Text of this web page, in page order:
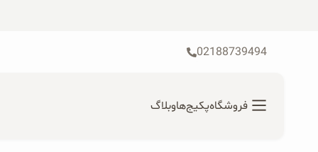
02188739494
فروشگاهپکیج‌هاوبلاگ